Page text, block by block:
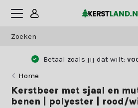
Betaal zoals jij dat wilt:
Home
Kerstbeer met sjaal en
benen | polyester | rood/